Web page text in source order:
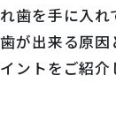
歯を手に入れ
が出来る原因
ントをご紹介